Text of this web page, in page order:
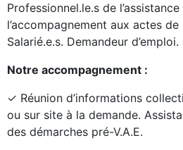
Professionnel.le.s de
l’accompagnement aux actes
Salarié.e.s. Demandeur d’emploi.
Notre accompagnement :
✓ Réunion d’informations
ou sur site à la demande.
des démarches pré-V.A.E.